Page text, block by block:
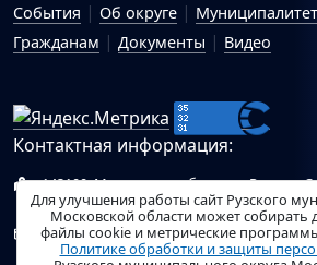
События Об округе Муниципалитет
Гражданам
Документы Видео
Контактная информация:
143100, Московская область, г.Руза,
Схема проезда
Общий отдел Администрации
округа:ruza_region_ruza@mosreg.ru.
Для улучшения работы сайт Рузского
Московской области может собирать
файлы cookie и метрические
Политике обработки и защиты